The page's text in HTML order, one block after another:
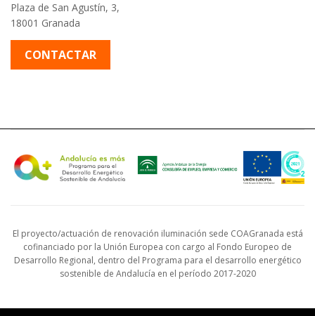
Plaza de San Agustín, 3,
18001 Granada
CONTACTAR
El proyecto/actuación de renovación iluminación sede COAGranada está
cofinanciado por la Unión Europea con cargo al Fondo Europeo de
Desarrollo Regional, dentro del Programa para el desarrollo energético
sostenible de Andalucía en el período 2017-2020